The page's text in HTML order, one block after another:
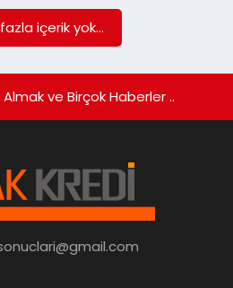
içerik yok...
Almak ve Birçok Haberler ..